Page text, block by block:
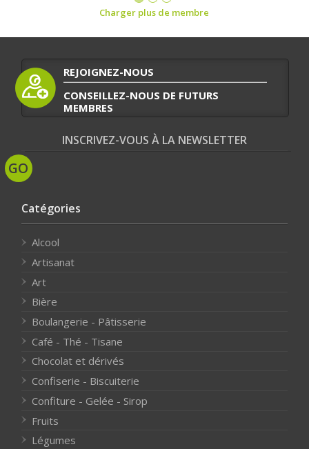
Charger plus de membre
REJOIGNEZ-NOUS
CONSEILLEZ-NOUS DE FUTURS
MEMBRES
INSCRIVEZ-VOUS À LA NEWSLETTER
Catégories
Alcool
Artisanat
Art
Bière
Boulangerie - Pâtisserie
Café - Thé - Tisane
Chocolat et dérivés
Confiserie - Biscuiterie
Confiture - Gelée - Sirop
Fruits
Légumes